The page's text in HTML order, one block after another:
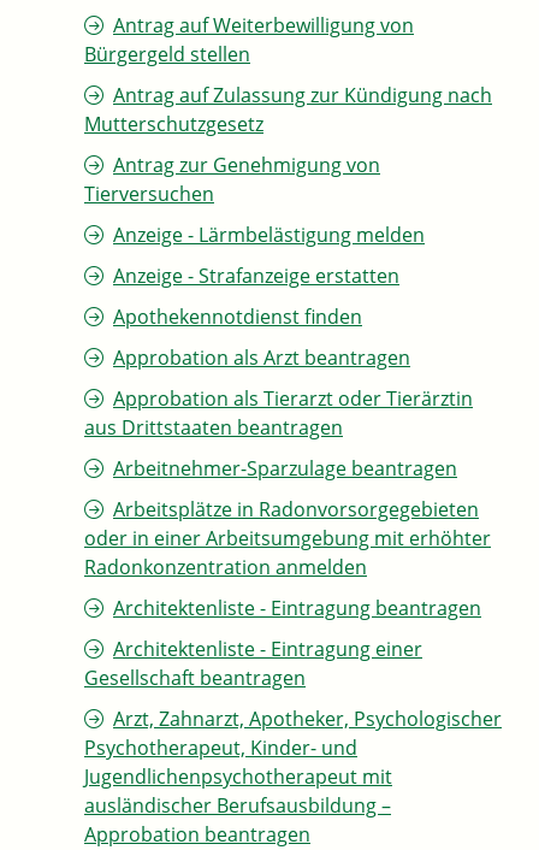
Antrag auf Weiterbewilligung von
Bürgergeld stellen
Antrag auf Zulassung zur Kündigung nach
Mutterschutzgesetz
Antrag zur Genehmigung von
Tierversuchen
Anzeige - Lärmbelästigung melden
Anzeige - Strafanzeige erstatten
Apothekennotdienst finden
Approbation als Arzt beantragen
Approbation als Tierarzt oder Tierärztin
aus Drittstaaten beantragen
Arbeitnehmer-Sparzulage beantragen
Arbeitsplätze in Radonvorsorgegebieten
oder in einer Arbeitsumgebung mit erhöhter
Radonkonzentration anmelden
Architektenliste - Eintragung beantragen
Architektenliste - Eintragung einer
Gesellschaft beantragen
Arzt, Zahnarzt, Apotheker, Psychologischer
Psychotherapeut, Kinder- und
Jugendlichenpsychotherapeut mit
ausländischer Berufsausbildung –
Approbation beantragen